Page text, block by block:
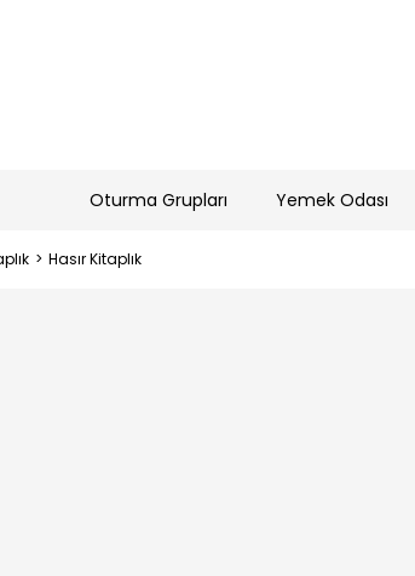
Oturma Grupları Yemek Odası
Hasır Kitaplık